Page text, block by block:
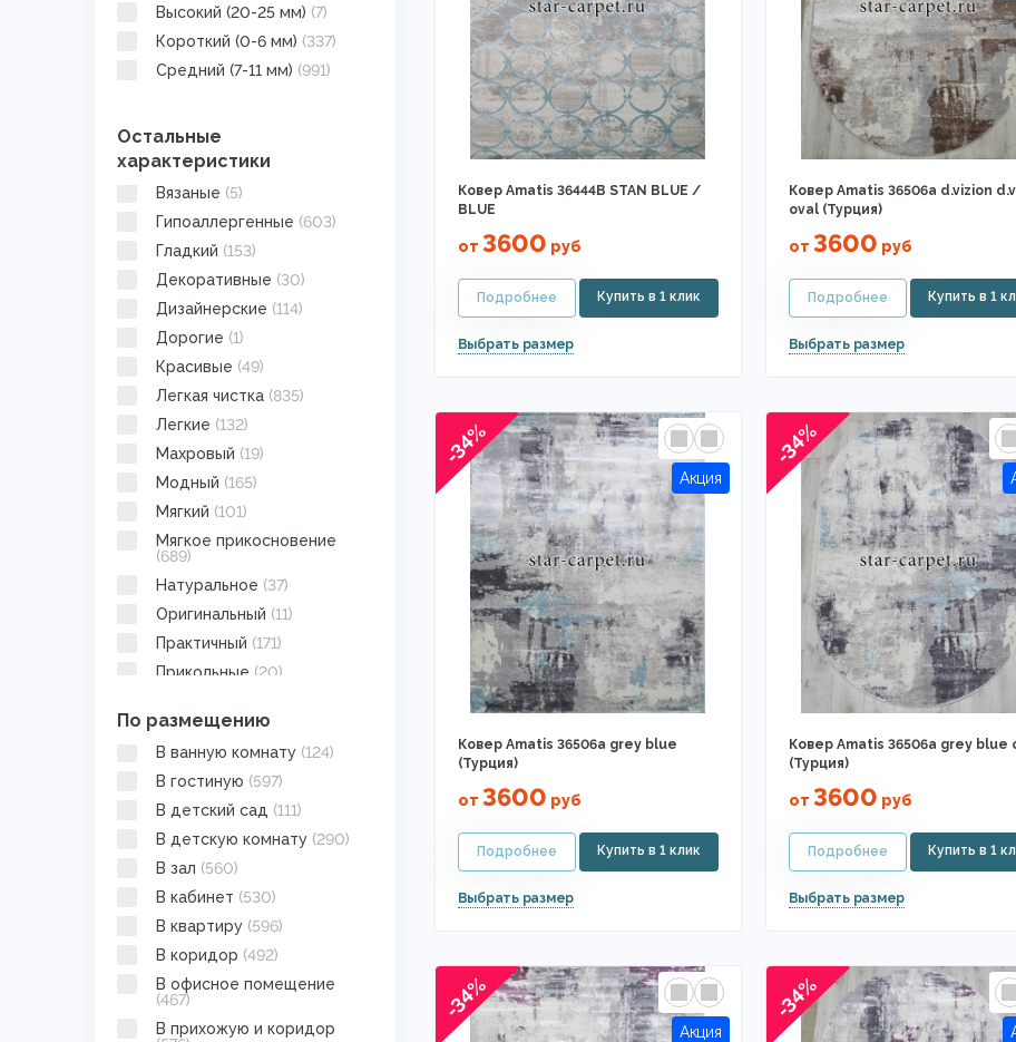
С длинным ворсом (7)
Скандинавский(64)
Современная классика
Современный стиль
Этник(3)
Этнический орнамент
Высокий (20-25 мм) (7)
Короткий (0-6 мм) (337)
Средний (7-11 мм) (991)
Остальные
характеристики
Вязаные (5)
Гипоаллергенные (603)
Гладкий (153)
Декоративные (30)
Дизайнерские (114)
Дорогие (1)
Красивые (49)
Легкая чистка (835)
Легкие (132)
Махровый (19)
Модный (165)
Мягкий (101)
Мягкое прикосновение
(689)
Натуральное (37)
Оригинальный (11)
Практичный (171)
Прикольные (20)
(104)
Пушистый(1)
Рельефный (92)
Светлый(124)
Стильные(45)
Стираемые и моющиеся
(63)
Теплый(93)
Технология легкого
очищения(406)
Тканевый(551)
Тканые
Устойчивы к выгоранию
По размещению
В ванную комнату (124)
В гостиную (597)
В детский сад (111)
В детскую комнату (290)
В зал (560)
В кабинет (530)
В квартиру (596)
В коридор (492)
В офисное помещение
(467)
В прихожую и коридор
Ковер Amatis 36444B STAN BLUE /
BLUE
от 3600 руб
Ковер Amatis 36506a d.vizion
oval (Турция)
от 3600 руб
-34%
Ковер Amatis 36506a grey blue
(Турция)
от 3600 руб
-34%
Ковер Amatis 36506a grey blue
(Турция)
от 3600 руб
-34% -34%